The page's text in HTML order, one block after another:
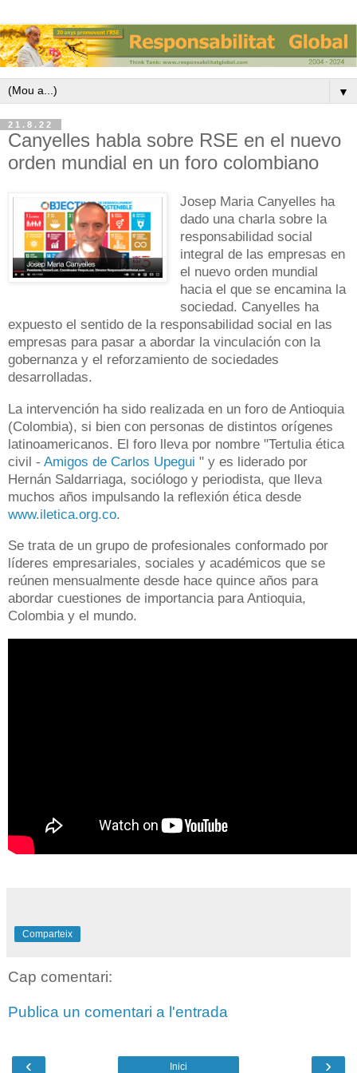
▼
21.8.22
Canyelles habla sobre RSE en el nuevo
orden mundial en un foro colombiano
Josep Maria Canyelles ha
dado una charla sobre la
responsabilidad social
integral de las empresas en
el nuevo orden mundial
hacia el que se encamina la
sociedad. Canyelles ha
expuesto el sentido de la responsabilidad social en las
empresas para pasar a abordar la vinculación con la
gobernanza y el reforzamiento de sociedades
desarrolladas.
La intervención ha sido realizada en un foro de Antioquia
(Colombia), si bien con personas de distintos orígenes
latinoamericanos. El foro lleva por nombre "Tertulia ética
civil - Amigos de Carlos Upegui " y es liderado por
Hernán Saldarriaga, sociólogo y periodista, que lleva
muchos años impulsando la reflexión ética desde
www.iletica.org.co.
Se trata de un grupo de profesionales conformado por
líderes empresariales, sociales y académicos que se
reúnen mensualmente desde hace quince años para
abordar cuestiones de importancia para Antioquia,
Colombia y el mundo.
Comparteix
Cap comentari:
Publica un comentari a l'entrada
‹ ›
Inici